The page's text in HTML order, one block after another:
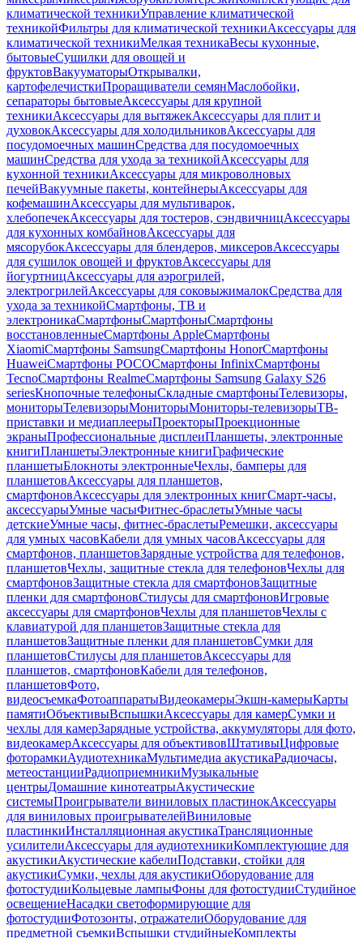
климатической техникиУправление климатической
техникойФильтры для климатической техникиАксессуары для
климатической техникиМелкая техникаВесы кухонные,
бытовыеСушилки для овощей и
фруктовВакууматорыОткрывалки,
картофелечисткиПроращиватели семянМаслобойки,
сепараторы бытовыеАксессуары для крупной
техникиАксессуары для вытяжекАксессуары для плит и
духовокАксессуары для холодильниковАксессуары для
посудомоечных машинСредства для посудомоечных
машинСредства для ухода за техникойАксессуары для
кухонной техникиАксессуары для микроволновых
печейВакуумные пакеты, контейнерыАксессуары для
кофемашинАксессуары для мультиварок,
хлебопечекАксессуары для тостеров, сэндвичницАксессуары
для кухонных комбайновАксессуары для
мясорубокАксессуары для блендеров, миксеровАксессуары
для сушилок овощей и фруктовАксессуары для
йогуртницАксессуары для аэрогрилей,
электрогрилейАксессуары для соковыжималокСредства для
ухода за техникойСмартфоны, ТВ и
электроникаСмартфоныСмартфоныСмартфоны
восстановленныеСмартфоны AppleСмартфоны
XiaomiСмартфоны SamsungСмартфоны HonorСмартфоны
HuaweiСмартфоны POCOСмартфоны InfinixСмартфоны
TecnoСмартфоны RealmeСмартфоны Samsung Galaxy S26
seriesКнопочные телефоныСкладные смартфоныТелевизоры,
мониторыТелевизорыМониторыМониторы-телевизорыТВ-
приставки и медиаплеерыПроекторыПроекционные
экраныПрофессиональные дисплеиПланшеты, электронные
книгиПланшетыЭлектронные книгиГрафические
планшетыБлокноты электронныеЧехлы, бамперы для
планшетовАксессуары для планшетов,
смартфоновАксессуары для электронных книгСмарт-часы,
аксессуарыУмные часыФитнес-браслетыУмные часы
детскиеУмные часы, фитнес-браслетыРемешки, аксессуары
для умных часовКабели для умных часовАксессуары для
смартфонов, планшетовЗарядные устройства для телефонов,
планшетовЧехлы, защитные стекла для телефоновЧехлы для
смартфоновЗащитные стекла для смартфоновЗащитные
пленки для смартфоновСтилусы для смартфоновИгровые
аксессуары для смартфоновЧехлы для планшетовЧехлы с
клавиатурой для планшетовЗащитные стекла для
планшетовЗащитные пленки для планшетовСумки для
планшетовСтилусы для планшетовАксессуары для
планшетов, смартфоновКабели для телефонов,
планшетовФото,
видеосъемкаФотоаппаратыВидеокамерыЭкшн-камерыКарты
памятиОбъективыВспышкиАксессуары для камерСумки и
чехлы для камерЗарядные устройства, аккумуляторы для фото,
видеокамерАксессуары для объективовШтативыЦифровые
фоторамкиАудиотехникаМультимедиа акустикаРадиочасы,
метеостанцииРадиоприемникиМузыкальные
центрыДомашние кинотеатрыАкустические
системыПроигрыватели виниловых пластинокАксессуары
для виниловых проигрывателейВиниловые
пластинкиИнсталляционная акустикаТрансляционные
усилителиАксессуары для аудиотехникиКомплектующие для
акустикиАкустические кабелиПодставки, стойки для
акустикиСумки, чехлы для акустикиОборудование для
фотостудииКольцевые лампыФоны для фотостудииСтудийное
освещениеНасадки светоформирующие для
фотостудииФотозонты, отражателиОборудование для
предметной съемкиВспышки студийныеКомплекты